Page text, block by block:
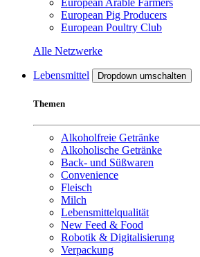
European Arable Farmers
European Pig Producers
European Poultry Club
Alle Netzwerke
Lebensmittel Dropdown umschalten
Themen
Alkoholfreie Getränke
Alkoholische Getränke
Back- und Süßwaren
Convenience
Fleisch
Milch
Lebensmittelqualität
New Feed & Food
Robotik & Digitalisierung
Verpackung